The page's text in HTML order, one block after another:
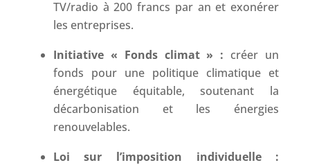
TV/radio à 200 francs par an et exonérer
les entreprises.
⁠Initiative « Fonds climat » : créer un
fonds pour une politique climatique et
énergétique équitable, soutenant la
décarbonisation et les énergies
renouvelables.
Loi sur l’imposition individuelle :